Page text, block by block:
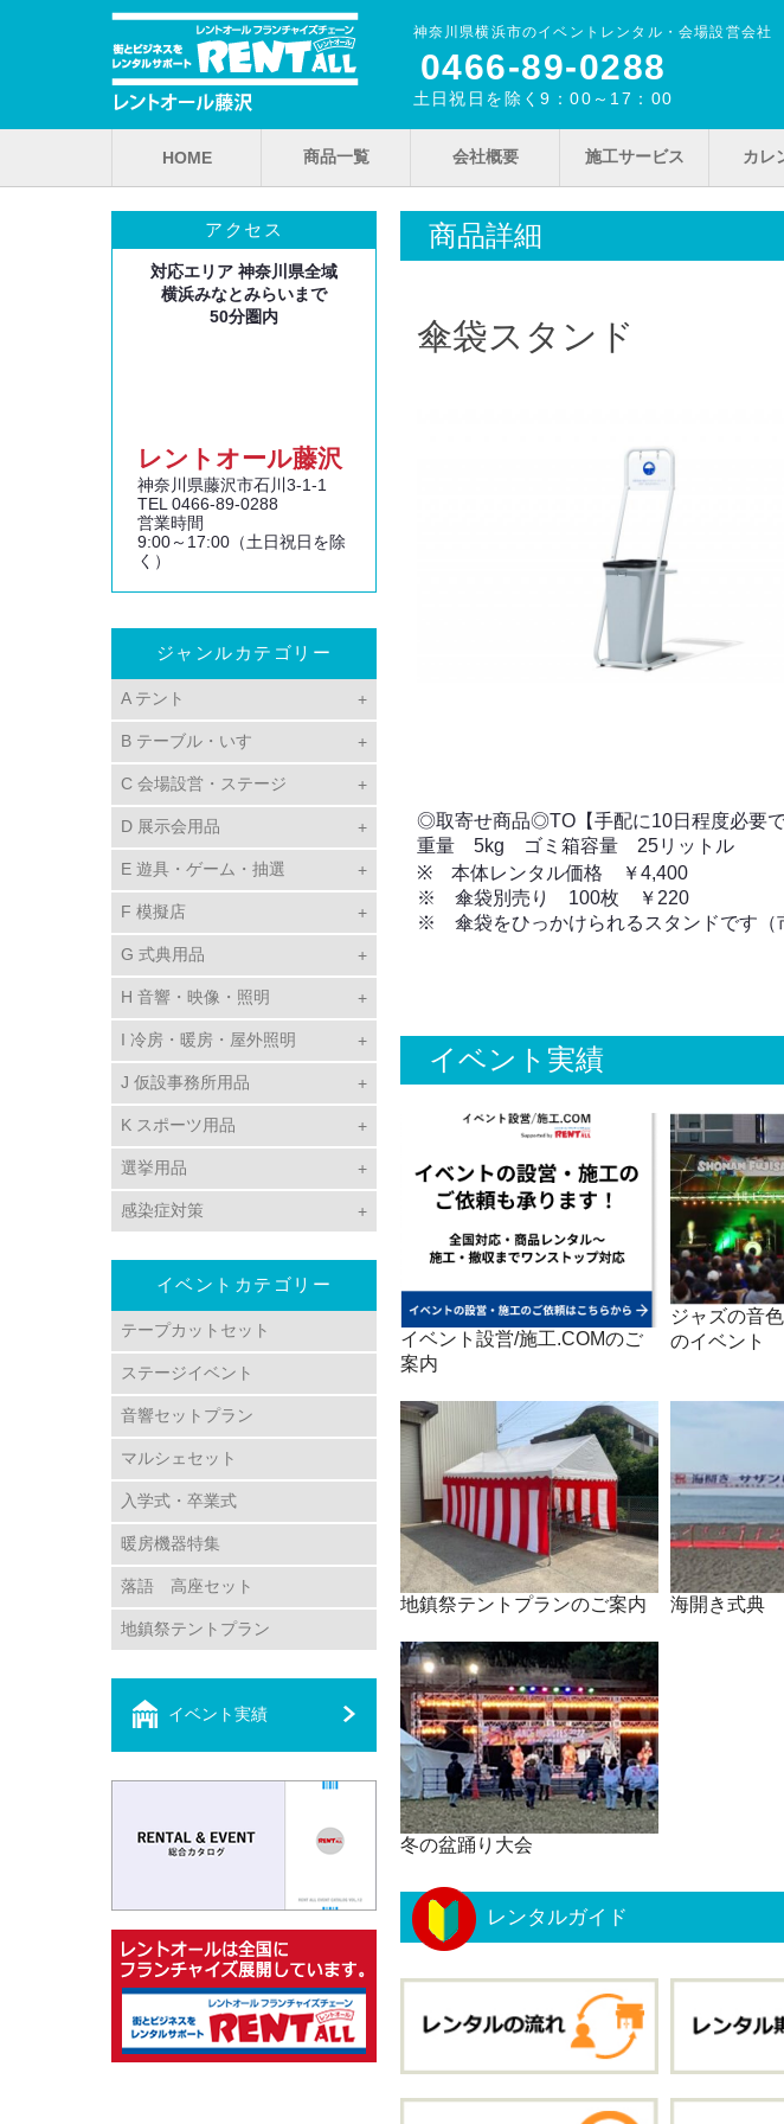
神奈川県横浜市のイベントレンタル・会場設営会社
0466‐89‐0288
土日祝日を除く9：00～17：00
HOME 商品一覧 会社概要 施工サービス カレ
アクセス
対応エリア 神奈川県全域
横浜みなとみらいまで
50分圏内
レントオール藤沢
神奈川県藤沢市石川3‐1‐1
TEL 0466‐89‐0288
営業時間
9:00～17:00（土日祝日を除
く）
ジャンルカテゴリー
A テント
B テーブル・いす
C 会場設営・ステージ
D 展示会用品
E 遊具・ゲーム・抽選
F 模擬店
G 式典用品
H 音響・映像・照明
I 冷房・暖房・屋外照明
J 仮設事務所用品
K スポーツ用品
選挙用品
感染症対策
イベントカテゴリー
テープカットセット
ステージイベント
音響セットプラン
マルシェセット
入学式・卒業式
暖房機器特集
落語 高座セット
地鎮祭テントプラン
イベント実績
商品詳細
傘袋スタンド
◎取寄せ商品◎TO【手配に10日程度必要で
重量 5kg ゴミ箱容量 25リットル
※ 本体レンタル価格 ￥4,400
※ 傘袋別売り 100枚 ￥220
※ 傘袋をひっかけられるスタンドです（
イベント実績
イベント設営/施工.COMのご
案内
ジャズの音
のイベント
地鎮祭テントプランのご案内 海開き式典
冬の盆踊り大会
レンタルガイド